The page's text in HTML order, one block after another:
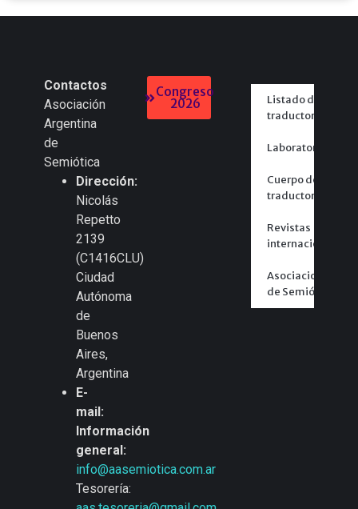
Contactos
Asociación
Argentina
de
Semiótica
Dirección:
Nicolás
Repetto
2139
(C1416CLU)
Ciudad
Autónoma
de
Buenos
Aires,
Argentina
E-
mail:
Información
general:
info@aasemiotica.com.ar
Tesorería:
Congreso
2026
Listado de
traductores
Laboratorios
Cuerpo de
traductores
Revistas
internacionales
Asociaciones
de Semiótica